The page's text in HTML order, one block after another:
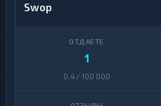
Swop
1
0,4 / 100 000